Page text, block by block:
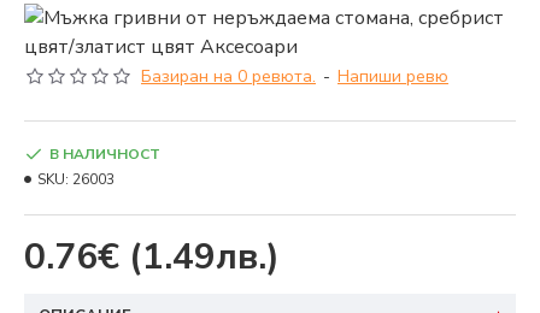
Базиран на 0 ревюта. - Напиши ревю
0.76€ (1.49лв.)
В НАЛИЧНОСТ
SKU: 26003